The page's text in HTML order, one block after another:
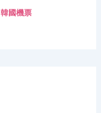
韓國機票